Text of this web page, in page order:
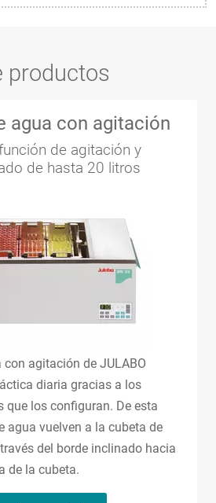
productos
agua con agitación
de agitación y
de hasta 20 litros
agitación de JULABO
diaria gracias a los
que los configuran. De esta
agua vuelven a la cubeta de
del borde inclinado hacia
de la cubeta.